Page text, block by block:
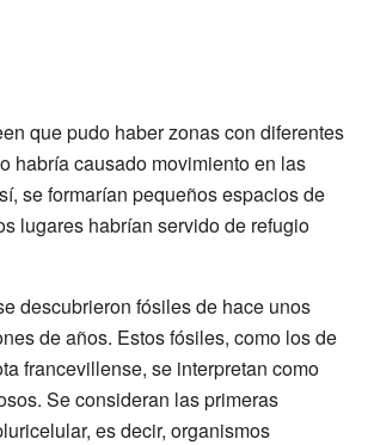
que pudo haber zonas con diferentes
habría causado movimiento en las
se formarían pequeños espacios de
lugares habrían servido de refugio
descubrieron fósiles de hace unos
de años. Estos fósiles, como los de
francevillense, se interpretan como
Se consideran las primeras
es decir, organismos